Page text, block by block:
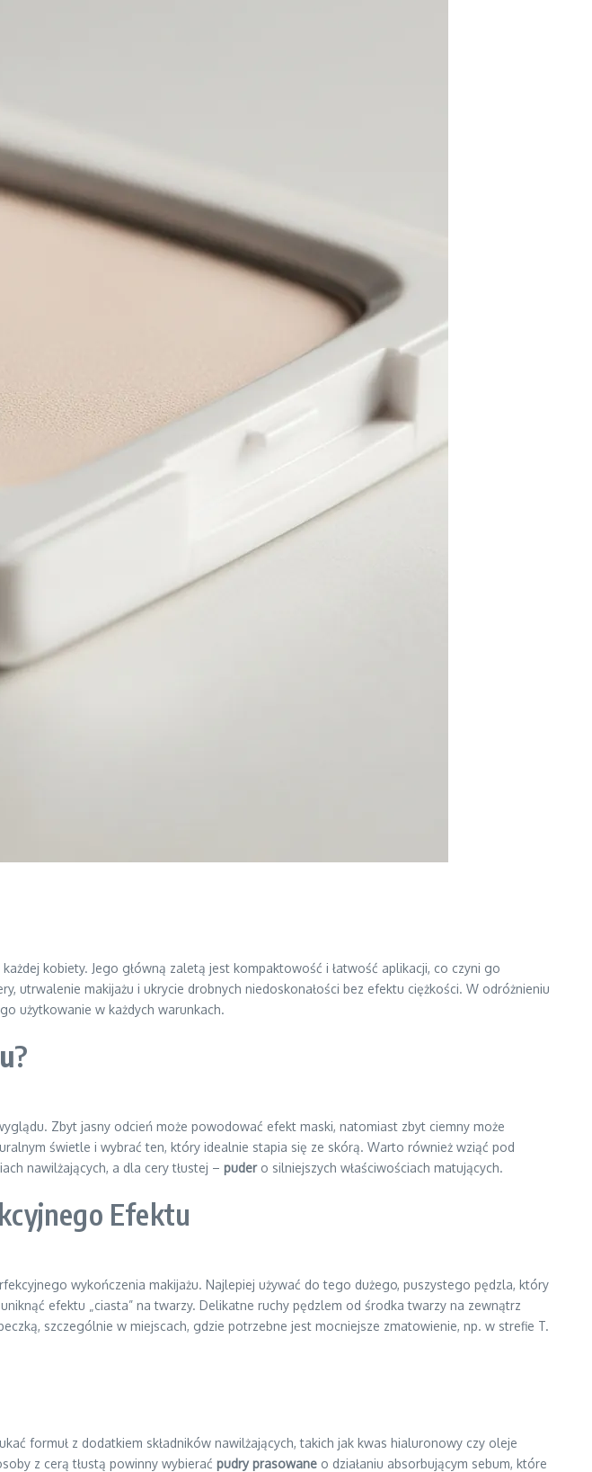
kobiety. Jego główną zaletą jest kompaktowość i łatwość aplikacji, co czyni go
utrwalenie makijażu i ukrycie drobnych niedoskonałości bez efektu ciężkości. W odróżnieniu
użytkowanie w każdych warunkach.
?
Zbyt jasny odcień może powodować efekt maski, natomiast zbyt ciemny może
świetle i wybrać ten, który idealnie stapia się ze skórą. Warto również wziąć pod
nawilżających, a dla cery tłustej – pudero silniejszych właściwościach matujących.
Efektu
wykończenia makijażu. Najlepiej używać do tego dużego, puszystego pędzla, który
efektu „ciasta” na twarzy. Delikatne ruchy pędzlem od środka twarzy na zewnątrz
szczególnie w miejscach, gdzie potrzebne jest mocniejsze zmatowienie, np. w strefie T.
formuł z dodatkiem składników nawilżających, takich jak kwas hialuronowy czy oleje
z cerą tłustą powinny wybierać pudry prasowane o działaniu absorbującym sebum, które